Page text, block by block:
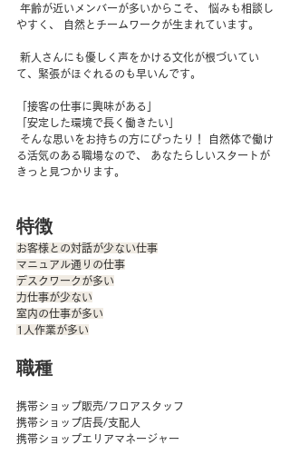
やすく、 自然とチームワークが生まれています。
て、緊張がほぐれるのも早いんです。
「接客の仕事に興味がある」
「安定した環境で長く働きたい」
る活気のある職場なので、 あなたらしいスタートが
きっと見つかります。
特徴
お客様との対話が少ない仕事
マニュアル通りの仕事
デスクワークが多い
力仕事が少ない
室内の仕事が多い
1人作業が多い
職種
携帯ショップ販売/フロアスタッフ
携帯ショップ店長/支配人
携帯ショップエリアマネージャー